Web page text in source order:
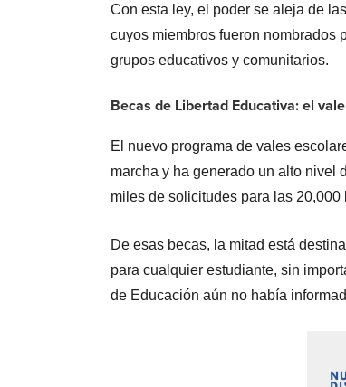
Con esta ley, el poder se aleja de
cuyos miembros fueron nombrados
grupos educativos y comunitarios.
Becas de Libertad Educativa: el
El nuevo programa de vales
marcha y ha generado un alto nivel
miles de solicitudes para las
De esas becas, la mitad está
para cualquier estudiante, sin
de Educación aún no había